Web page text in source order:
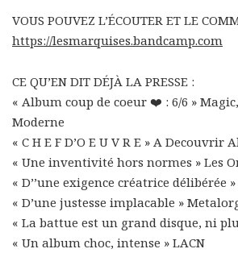
VOUS POUVEZ L’ÉCOUTER ET LE
https://lesmarquises.bandcamp.com
CE QU’EN DIT DÉJÀ LA PRESSE :
« Album coup de coeur ❤️ : 6/6 »
Moderne
« C H E F D’O E U V R E » A Decouvrir
« Une inventivité hors normes » Les
« D’’une exigence créatrice délibérée
« D’une justesse implacable »
« La battue est un grand disque, ni
« Un album choc, intense » LACN